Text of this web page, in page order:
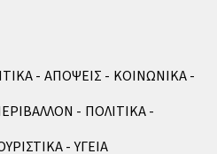
ΑΠΟΨΕΙΣ
ΚΟΙΝΩΝΙΚΑ
ΠΟΛΙΤΙΚΑ
ΥΓΕΙΑ